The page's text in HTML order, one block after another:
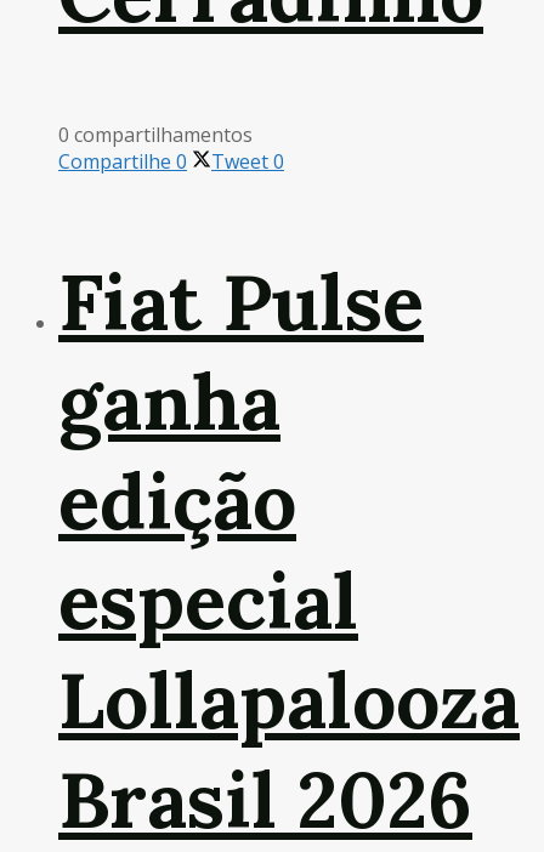
0 compartilhamentos
Compartilhe 0 Tweet0
Fiat Pulse
ganha
edição
especial
Lollapalooza
Brasil 2026